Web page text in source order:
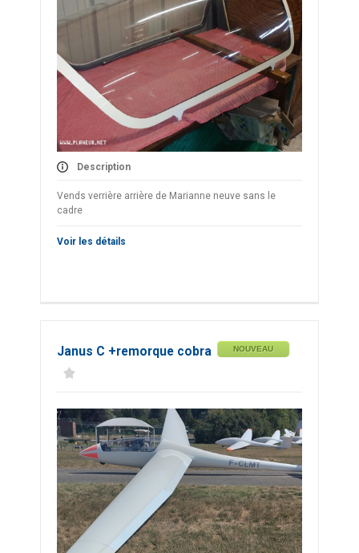
Description
Vends verrière arrière de Marianne neuve sans le
cadre
Voir les détails
Janus C +remorque cobra NOUVEAU